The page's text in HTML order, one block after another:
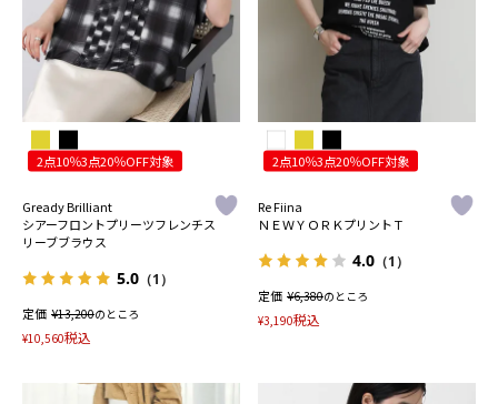
2点10％3点20％OFF対象
Gready Brilliant
シアーフロントプリーツフレンチス
リーブブラウス
5.0 （1）
定価 ¥13,200のところ
¥10,560税込
2点10％3点20％OFF対象
Re Fiina
ＮＥＷＹＯＲＫプリントＴ
4.0 （1）
定価 ¥6,380のところ
¥3,190税込